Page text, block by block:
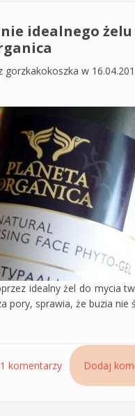
idealnego
gorzkakokoszka w
idealny żel do mycia
pory, sprawia, że buzia nie
Poszukiwanie idealnego
komentarzy Dodaj